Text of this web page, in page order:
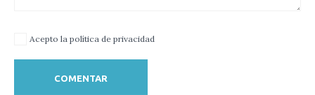
Acepto la política de privacidad